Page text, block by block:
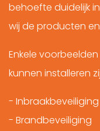
behoefte duidelijk
wij de producten
Enkele
kunnen installeren
- Inbraakbeveiliging
- Brandbeveiliging